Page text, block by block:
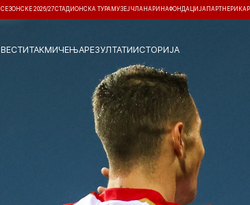
СЕЗОНСКЕ 2026/27СТАДИОНСКА ТУРА МУЗЕЈ ЧЛАНАРИНАФОНДАЦИЈА ПАРТНЕРИ
ВЕСТИТАКМИЧЕЊАРЕЗУЛТАТИИСТОРИЈА